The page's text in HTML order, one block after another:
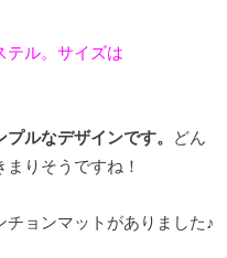
テル。サイズは
ルなデザインです。
どん
りそうですね！
ョンマットがありました♪